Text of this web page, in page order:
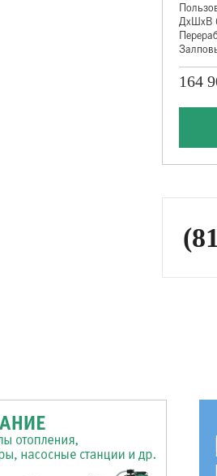
ДхШхВ
164